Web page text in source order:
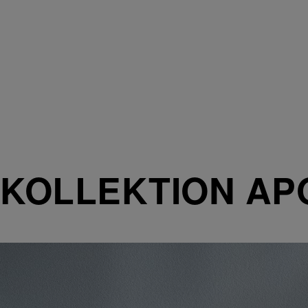
KOLLEKTION